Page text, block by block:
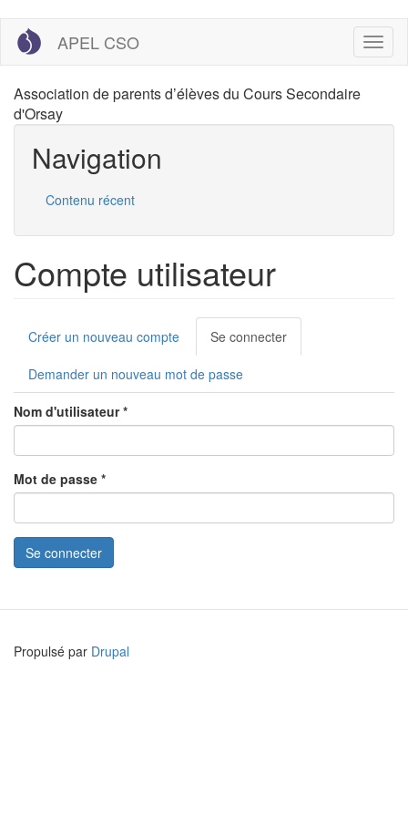
contenu
APEL CSO
Association de parents d’élèves du Cours Secondaire
d'Orsay
Navigation
Contenu récent
Compte utilisateur
Onglets
principaux
Créer un nouveau compte Se connecter
actif)
Demander un nouveau mot de passe
Nom d'utilisateur*
Mot de passe *
Se connecter
Propulsé par Drupal